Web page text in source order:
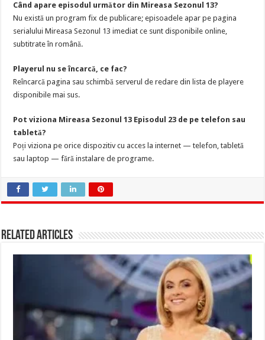
Când apare episodul următor din Mireasa Sezonul 13?
Nu există un program fix de publicare; episoadele apar pe pagina
serialului Mireasa Sezonul 13 imediat ce sunt disponibile online,
subtitrate în română.
Playerul nu se încarcă, ce fac?
Reîncarcă pagina sau schimbă serverul de redare din lista de playere
disponibile mai sus.
Pot viziona Mireasa Sezonul 13 Episodul 23 de pe telefon sau
tabletă?
Poți viziona pe orice dispozitiv cu acces la internet — telefon, tabletă
sau laptop — fără instalare de programe.
Related Articles